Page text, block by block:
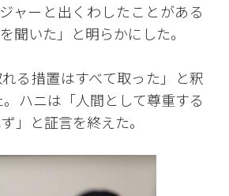
ャーと出くわしたことがある
聞いた」と明らかにした。
る措置はすべて取った」と釈
ハニは「人間として尊重する
」と証言を終えた。